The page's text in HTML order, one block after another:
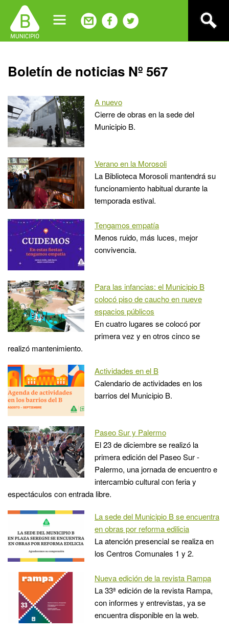
navigation
Back
to
Boletín de noticias Nº 567
A nuevo
Cierre de obras en la sede del
Municipio B.
Verano en la Morosoli
La Biblioteca Morosoli mantendrá su
funcionamiento habitual durante la
temporada estival.
Tengamos empatía
Menos ruido, más luces, mejor
convivencia.
Para las infancias: el Municipio B
colocó piso de caucho en nueve
espacios públicos
En cuatro lugares se colocó por
primera vez y en otros cinco se
realizó mantenimiento.
Actividades en el B
Calendario de actividades en los
barrios del Municipio B.
Paseo Sur y Palermo
El 23 de diciembre se realizó la
primera edición del Paseo Sur -
Palermo, una jornada de encuentro e
intercambio cultural con feria y
espectáculos con entrada libre.
La sede del Municipio B se encuentra
en obras por reforma edilicia
La atención presencial se realiza en
los Centros Comunales 1 y 2.
Nueva edición de la revista Rampa
La 33ª edición de la revista Rampa,
con informes y entrevistas, ya se
encuentra disponible en la web.